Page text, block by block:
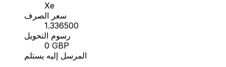
Xe
سعر الصرف
1.336500
رسوم التحويل
0 GBP
المرسل إليه يستلم